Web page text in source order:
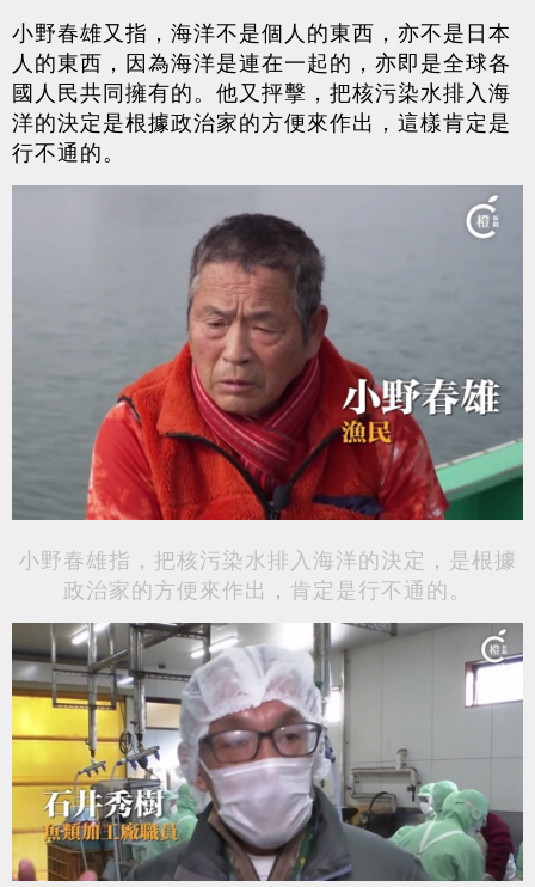
小野春雄又指，海洋不是個人的東西，亦不是日本
人的東西，因為海洋是連在一起的，亦即是全球各
國人民共同擁有的。他又抨擊，把核污染水排入海
洋的決定是根據政治家的方便來作出，這樣肯定是
行不通的。
小野春雄指，把核污染水排入海洋的決定，是根據
政治家的方便來作出，肯定是行不通的。